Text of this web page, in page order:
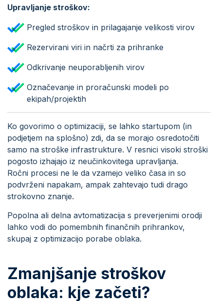
Upravljanje stroškov:
Pregled stroškov in prilagajanje velikosti virov
Rezervirani viri in načrti za prihranke
Odkrivanje neuporabljenih virov
Označevanje in proračunski modeli po
ekipah/projektih
Ko govorimo o optimizaciji, se lahko startupom (in
podjetjem na splošno) zdi, da se morajo osredotočiti
samo na stroške infrastrukture. V resnici visoki stroški
pogosto izhajajo iz neučinkovitega upravljanja.
Ročni procesi ne le da vzamejo veliko časa in so
podvrženi napakam, ampak zahtevajo tudi drago
strokovno znanje.
Popolna ali delna avtomatizacija s preverjenimi orodji
lahko vodi do pomembnih finančnih prihrankov,
skupaj z optimizacijo porabe oblaka.
Zmanjšanje stroškov
oblaka: kje začeti?